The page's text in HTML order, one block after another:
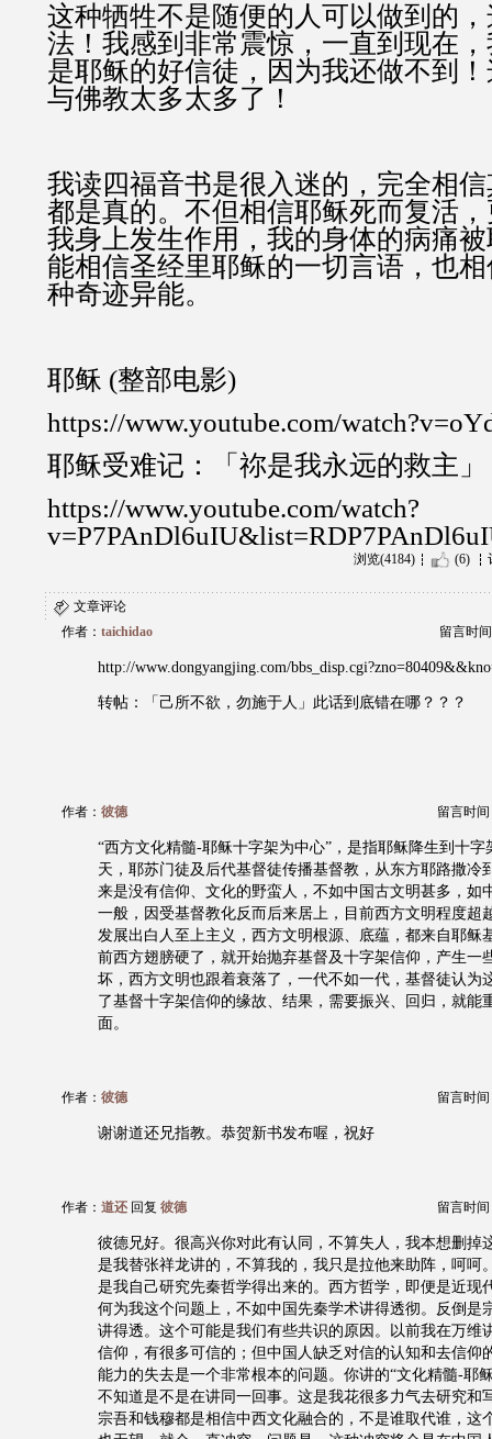
这种牺牲不是随便的人可以做到的
法！我感到非常震惊，一直到现在
是耶稣的好信徒，因为我还做不到
与佛教太多太多了！
我读四福音书是很入迷的，完全相
都是真的。不但相信耶稣死而复活
我身上发生作用，我的身体的病痛
能相信圣经里耶稣的一切言语，也
种奇迹异能。
耶稣 (整部电影)
https://www.youtube.com/
耶稣受难记：「祢是我永远的救主」
https://www.youtube.com/watch?
浏览(4184) (6)
文章评论
作者： taichidao 留言时
http://www.dongyangjing.com/
转帖：「己所不欲，勿施于人」此话到底错在哪？？？
作者： 彼德 留言时间
“西方文化精髓-耶稣十字架为中心”，是指耶稣降生到十字
天，耶苏门徒及后代基督徒传播基督教，从东方耶路撒冷
来是没有信仰、文化的野蛮人，不如中国古文明甚多，如
一般，因受基督教化反而后来居上，目前西方文明程度超
发展出白人至上主义，西方文明根源、底蕴，都来自耶稣
前西方翅膀硬了，就开始抛弃基督及十字架信仰，产生一
坏，西方文明也跟着衰落了，一代不如一代，基督徒认为
了基督十字架信仰的缘故、结果，需要振兴、回归，就能
面。
作者： 彼德 留言时间
谢谢道还兄指教。恭贺新书发布喔，祝好
作者： 道还 回复 彼德 留言时间
彼德兄好。很高兴你对此有认同，不算失人，我本想删掉
是我替张祥龙讲的，不算我的，我只是拉他来助阵，呵呵
是我自己研究先秦哲学得出来的。西方哲学，即便是近现
何为我这个问题上，不如中国先秦学术讲得透彻。反倒是
讲得透。这个可能是我们有些共识的原因。以前我在万维
信仰，有很多可信的；但中国人缺乏对信的认知和去信仰
能力的失去是一个非常根本的问题。你讲的“文化精髓-耶
不知道是不是在讲同一回事。这是我花很多力气去研究和
宗吾和钱穆都是相信中西文化融合的，不是谁取代谁，这